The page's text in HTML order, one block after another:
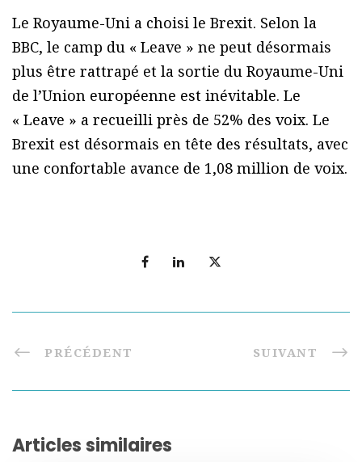
Le Royaume-Uni a choisi le Brexit. Selon la
BBC, le camp du « Leave » ne peut désormais
plus être rattrapé et la sortie du Royaume-Uni
de l’Union européenne est inévitable. Le
« Leave » a recueilli près de 52% des voix. Le
Brexit est désormais en tête des résultats, avec
une confortable avance de 1,08 million de voix.
PRÉCÉDENT SUIVANT
Articles similaires